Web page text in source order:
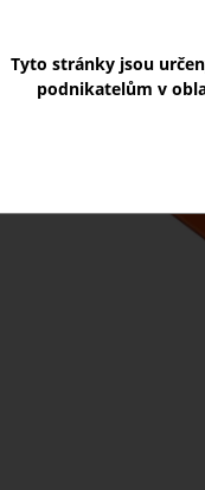
Tyto stránky jsou
podnikatelům v